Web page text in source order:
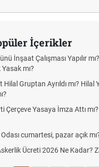
İçerikler
İnşaat Çalışması Yapılır
mı?
Hilal Gruptan Ayrıldı mı? Hilal
Çerçeve Yasaya İmza Attı
cumartesi, pazar açık
Ücreti 2026 Ne Kadar?